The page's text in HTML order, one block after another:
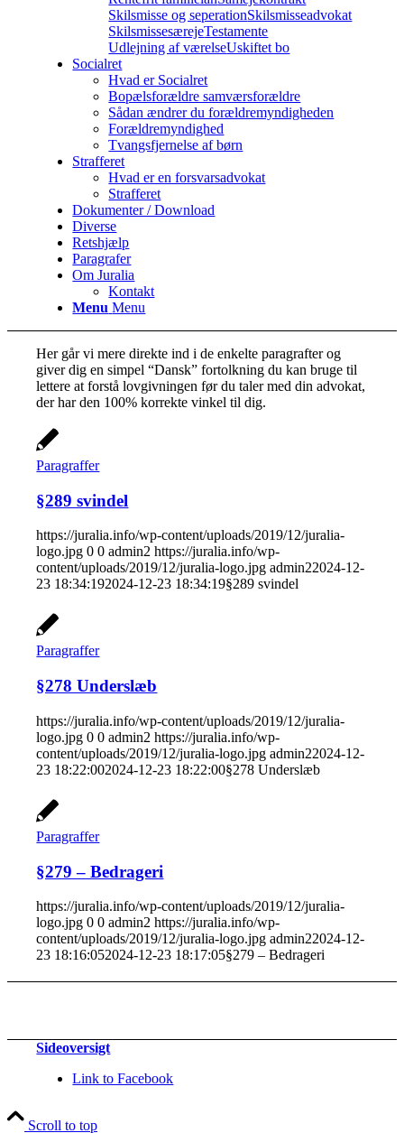
Skilsmisse og seperationSkilsmisseadvokat
SkilsmissesærejeTestamente
Udlejning af værelseUskiftet bo
Socialret
Hvad er Socialret
Bopælsforældre samværsforældre
Sådan ændrer du forældremyndigheden
Forældremyndighed
Tvangsfjernelse af børn
Strafferet
Hvad er en forsvarsadvokat
Strafferet
Dokumenter / Download
Diverse
Retshjælp
Paragrafer
Om Juralia
Kontakt
Menu Menu
Her går vi mere direkte ind i de enkelte paragrafter og
giver dig en simpel “Dansk” fortolkning du kan bruge til
lettere at forstå lovgivningen før du taler med din advokat,
der har den 100% korrekte vinkel til dig.
Paragraffer
§289 svindel
https://juralia.info/wp-content/uploads/2019/12/juralia-
logo.jpg 0 0 admin2 https://juralia.info/wp-
content/uploads/2019/12/juralia-logo.jpg admin22024-12-
23 18:34:192024-12-23 18:34:19§289 svindel
Paragraffer
§278 Underslæb
https://juralia.info/wp-content/uploads/2019/12/juralia-
logo.jpg 0 0 admin2 https://juralia.info/wp-
content/uploads/2019/12/juralia-logo.jpg admin22024-12-
23 18:22:002024-12-23 18:22:00§278 Underslæb
Paragraffer
§279 – Bedrageri
https://juralia.info/wp-content/uploads/2019/12/juralia-
logo.jpg 0 0 admin2 https://juralia.info/wp-
content/uploads/2019/12/juralia-logo.jpg admin22024-12-
23 18:16:052024-12-23 18:17:05§279 – Bedrageri
Sideoversigt
Link to Facebook
Scroll to top